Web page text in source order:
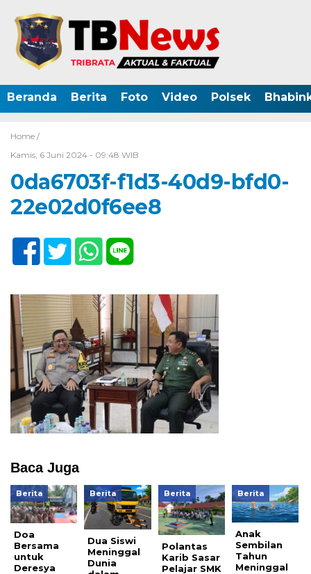
Beranda Berita Foto Video Polsek
Home /
Kamis, 6 Juni 2024 - 09:48 WIB
0da6703f-f1d3-40d9-bfd0-
22e02d0f6ee8
Baca Juga
Berita
Doa
Bersama
untuk
Deresya
Berita
Dua Siswi
Meninggal
Dunia
Berita
Polantas
Karib Sasar
Pelajar SMK
Berita
Anak
Sembilan
Tahun
Meninggal